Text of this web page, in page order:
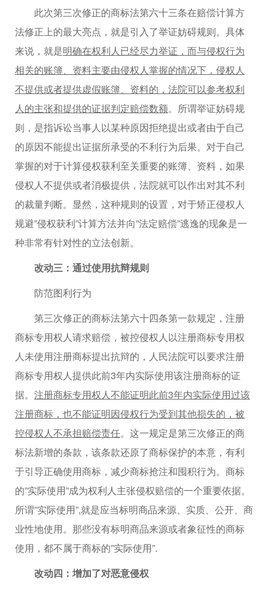
此次第三次修正的商标法第六十三条在赔偿计算方
法修正上的最大亮点，就是引入了举证妨碍规则。具体
来说，就是明确在权利人已经尽力举证，而与侵权行为
相关的账簿、资料主要由侵权人掌握的情况下，侵权人
不提供或者提供虚假账簿、资料的，法院可以参考权利
人的主张和提供的证据判定赔偿数额。所谓举证妨碍规
则，是指诉讼当事人以某种原因拒绝提出或者由于自己
的原因不能提出证据所承受的不利行为后果。对于自己
掌握的对于计算侵权获利至关重要的账簿、资料，如果
侵权人不提供或者消极提供，法院就可以作出对其不利
的裁量判断。显然，这种规则的设置，对于矫正侵权人
规避”侵权获利”计算方法并向”法定赔偿”逃逸的现象是一
种非常有针对性的立法创新。
改动三：通过使用抗辩规则
防范图利行为
第三次修正的商标法第六十四条第一款规定，注册
商标专用权人请求赔偿，被控侵权人以注册商标专用权
人未使用注册商标提出抗辩的，人民法院可以要求注册
商标专用权人提供此前3年内实际使用该注册商标的证
据。 注册商标专用权人不能证明此前3年内实际使用过该
注册商标，也不能证明因侵权行为受到其他损失的，被
控侵权人不承担赔偿责任。这一规定是第三次修正的商
标法新增的条款，该条款还原了商标保护的本意，有利
于引导正确使用商标，减少商标抢注和囤积行为。商标
的”实际使用”成为权利人主张侵权赔偿的一个重要依据。
所谓”实际使用”,就是应当标明商品来源、实质、公开、商
业性地使用。那些没有标明商品来源或者象征性的商标
使用，都不属于商标的”实际使用”.
改动四：增加了对恶意侵权